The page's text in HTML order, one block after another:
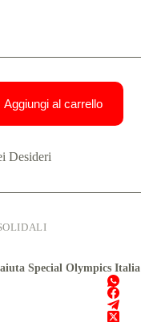
Aggiungi al carrello
Desideri
Special Olympics Italia